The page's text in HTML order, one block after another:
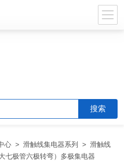
心 >滑触线集电器系列 >滑触线
七极管六极转弯）多极集电器